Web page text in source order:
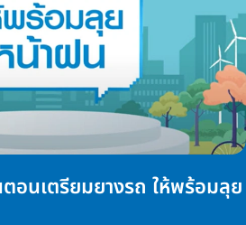
อนเตรียมยางรถ ให้พร้อมลุย